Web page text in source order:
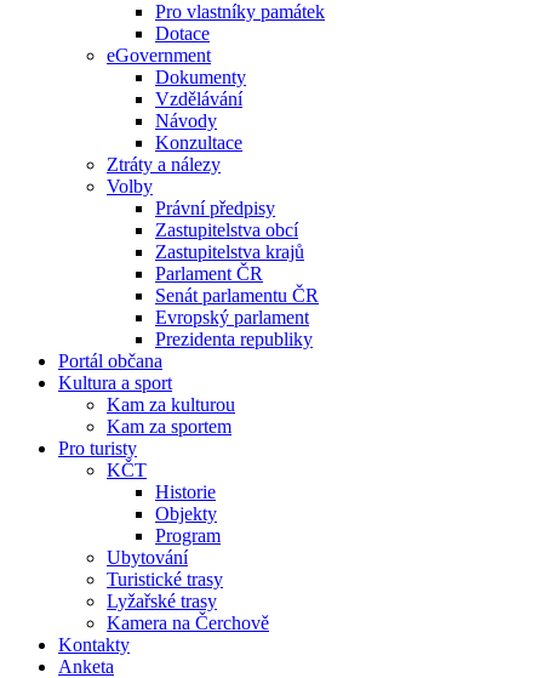
Pro vlastníky památek
Dotace
eGovernment
Dokumenty
Vzdělávání
Návody
Konzultace
Ztráty a nálezy
Volby
Právní předpisy
Zastupitelstva obcí
Zastupitelstva krajů
Parlament ČR
Senát parlamentu ČR
Evropský parlament
Prezidenta republiky
Portál občana
Kultura a sport
Kam za kulturou
Kam za sportem
Pro turisty
KČT
Historie
Objekty
Program
Ubytování
Turistické trasy
Lyžařské trasy
Kamera na Čerchově
Kontakty
Anketa